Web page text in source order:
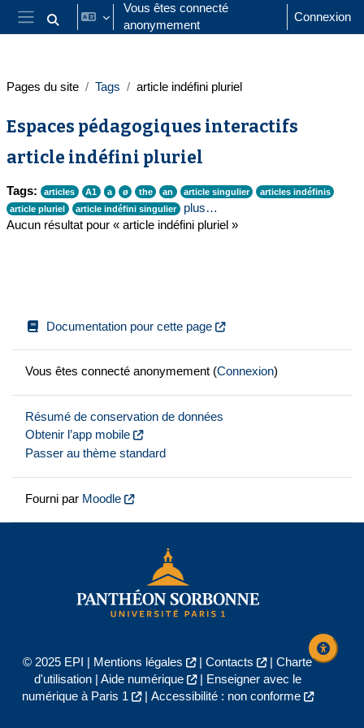
Passer au contenu principal
Panneau latéral
Activer/désactiver la saisie de recherche
Vous êtes connecté
anonymement
Connexion
Pages du site Tags article indéfini pluriel
Espaces pédagogiques interactifs
article indéfini pluriel
Tags: articles A1 a ø the an article singulier
articles indéfinis
article pluriel
article indéfini singulier
plus…
Aucun résultat pour « article indéfini pluriel »
Documentation pour cette page
Vous êtes connecté anonymement (Connexion)
Résumé de conservation de données
Obtenir l’app mobile
Passer au thème standard
Fourni par Moodle
© 2025 EPI | Mentions légales | Contacts | Charte
d'utilisation| Aide numérique |
Enseigner avec le
numérique à Paris 1
| Accessibilité : non conforme